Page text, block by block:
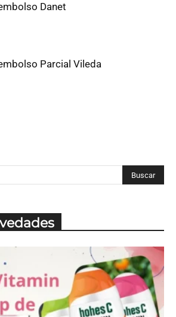
Danet
Parcial Vileda